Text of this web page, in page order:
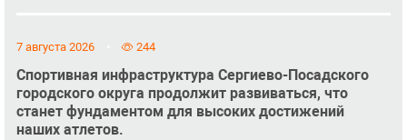
7 августа 2026 244
Спортивная инфраструктура Сергиево-Посадского
городского округа продолжит развиваться, что
станет фундаментом для высоких достижений
наших атлетов.